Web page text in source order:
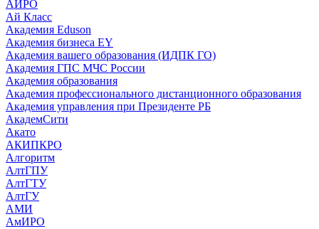
АИРО
Ай Класс
Академия Eduson
Академия бизнеса EY
Академия вашего образования (ИДПК ГО)
Академия ГПС МЧС России
Академия образования
Академия профессионального дистанционного образования
Академия управления при Президенте РБ
АкадемСити
Акато
АКИПКРО
Алгоритм
АлтГПУ
АлтГТУ
АлтГУ
АМИ
АмИРО